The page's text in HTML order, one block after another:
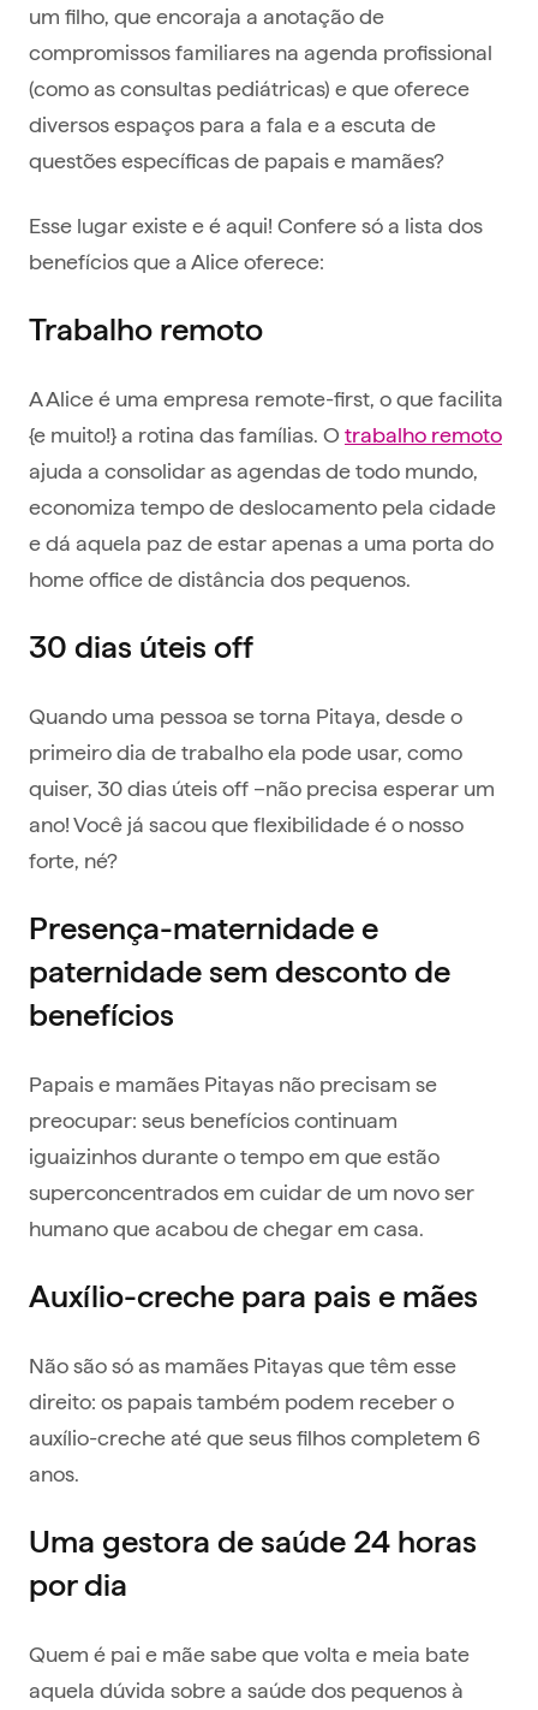
um filho, que encoraja a anotação de
compromissos familiares na agenda profissional
(como as consultas pediátricas) e que oferece
diversos espaços para a fala e a escuta de
questões específicas de papais e mamães?
Esse lugar existe e é aqui! Confere só a lista dos
benefícios que a Alice oferece:
Trabalho remoto
A Alice é uma empresa remote-first, o que facilita
{e muito!} a rotina das famílias. O trabalho remoto
ajuda a consolidar as agendas de todo mundo,
economiza tempo de deslocamento pela cidade
e dá aquela paz de estar apenas a uma porta do
home office de distância dos pequenos.
30 dias úteis off
Quando uma pessoa se torna Pitaya, desde o
primeiro dia de trabalho ela pode usar, como
quiser, 30 dias úteis off –não precisa esperar um
ano! Você já sacou que flexibilidade é o nosso
forte, né?
Presença-maternidade e
paternidade sem desconto de
benefícios
Papais e mamães Pitayas não precisam se
preocupar: seus benefícios continuam
iguaizinhos durante o tempo em que estão
superconcentrados em cuidar de um novo ser
humano que acabou de chegar em casa.
Auxílio-creche para pais e mães
Não são só as mamães Pitayas que têm esse
direito: os papais também podem receber o
auxílio-creche até que seus filhos completem 6
anos.
Uma gestora de saúde 24 horas
por dia
Quem é pai e mãe sabe que volta e meia bate
aquela dúvida sobre a saúde dos pequenos à